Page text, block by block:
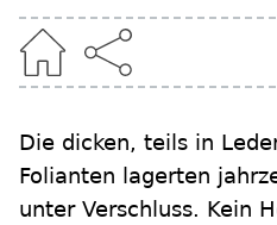
Die dicken, teils in
Folianten lagerten
unter Verschluss. Kein